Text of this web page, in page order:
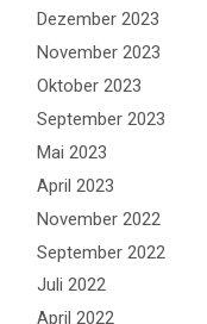
Dezember 2023
November 2023
Oktober 2023
September 2023
Mai 2023
April 2023
November 2022
September 2022
Juli 2022
April 2022